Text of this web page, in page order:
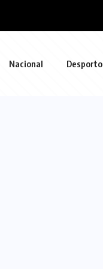
Nacional Desporto